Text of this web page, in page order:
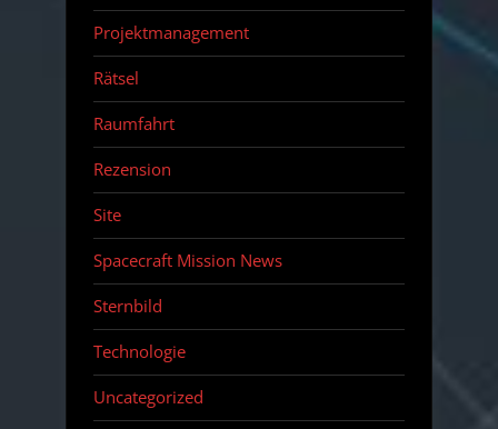
Projektmanagement
Rätsel
Raumfahrt
Rezension
Site
Spacecraft Mission News
Sternbild
Technologie
Uncategorized